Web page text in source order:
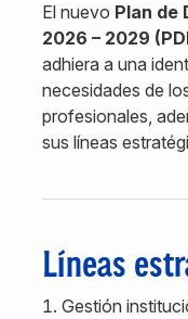
El nuevo Plan de
2026 – 2029
adhiera a una
necesidades de
profesionales,
sus líneas
Líneas
Gestión